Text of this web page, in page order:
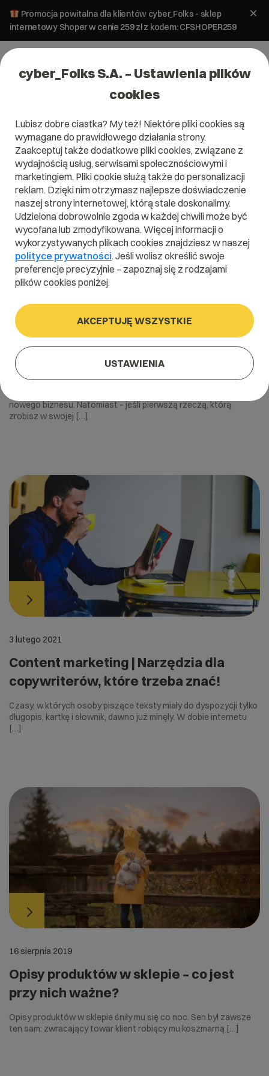
Promocja powitalna dla klientów cyber_Folks - sklep
internetowy Shoper w cenie 259 zł z kodem: CFSHOPER259
#copywriting
28 czerwca 2024
Własna strona www. Jak zacząć gdy
masz nowy biznes?
nowego biznesu. Natomiast – jeśli pierwszą rzeczą, którą
zrobisz w swojej […]
3 lutego 2021
Content marketing | Narzędzia dla
copywriterów, które trzeba znać!
Czasy, w których osoby piszące teksty miały do dyspozycji tylko
długopis, kartkę i słownik, dawno już minęły. W dobie internetu
[…]
16 sierpnia 2019
Opisy produktów w sklepie – co jest
przy nich ważne?
Opisy produktów w sklepie śniły mu się co noc. Sen był zawsze
ten sam: zwracający towar klient robiący mu koszmarną […]
cyber_Folks S.A. – Ustawienia plików
cookies
Lubisz dobre ciastka? My też! Niektóre pliki cookies są
wymagane do prawidłowego działania strony.
Zaakceptuj także dodatkowe pliki cookies, związane z
wydajnością usług, serwisami społecznościowymi i
marketingiem. Pliki cookie służą także do personalizacji
reklam. Dzięki nim otrzymasz najlepsze doświadczenie
naszej strony internetowej, którą stale doskonalimy.
Udzielona dobrowolnie zgoda w każdej chwili może być
wycofana lub zmodyfikowana. Więcej informacji o
wykorzystywanych plikach cookies znajdziesz w naszej
polityce prywatności. Jeśli wolisz określić swoje
preferencje precyzyjnie – zapoznaj się z rodzajami
plików cookies poniżej.
AKCEPTUJĘ WSZYSTKIE
USTAWIENIA